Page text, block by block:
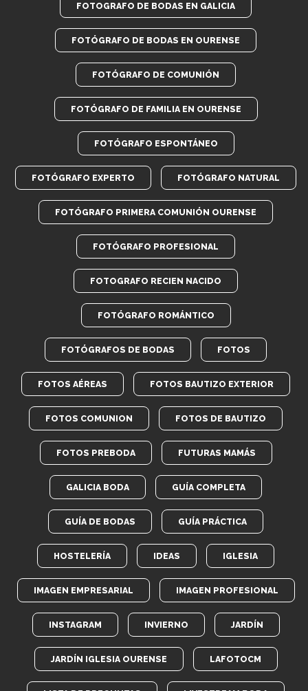
FOTOGRAFO DE BODAS EN GALICIA
FOTÓGRAFO DE BODAS EN OURENSE
FOTÓGRAFO DE COMUNIÓN
FOTÓGRAFO DE FAMILIA EN OURENSE
FOTÓGRAFO ESPONTÁNEO
FOTÓGRAFO EXPERTO FOTÓGRAFO NATURAL
FOTÓGRAFO PRIMERA COMUNIÓN OURENSE
FOTÓGRAFO PROFESIONAL
FOTOGRAFO RECIEN NACIDO
FOTÓGRAFO ROMÁNTICO
FOTÓGRAFOS DE BODAS FOTOS
FOTOS AÉREAS FOTOS BAUTIZO EXTERIOR
FOTOS COMUNION FOTOS DE BAUTIZO
FOTOS PREBODA FUTURAS MAMÁS
GALICIA BODA GUÍA COMPLETA
GUÍA DE BODAS GUÍA PRÁCTICA
HOSTELERÍA IDEAS IGLESIA
IMAGEN EMPRESARIAL IMAGEN PROFESIONAL
INSTAGRAM INVIERNO JARDÍN
JARDÍN IGLESIA OURENSE LAFOTOCM